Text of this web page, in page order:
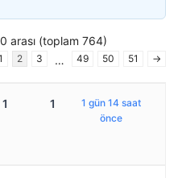
arası (toplam 764)
2 3 … 49 50 51 →
1 1
1 gün 14 saat
önce